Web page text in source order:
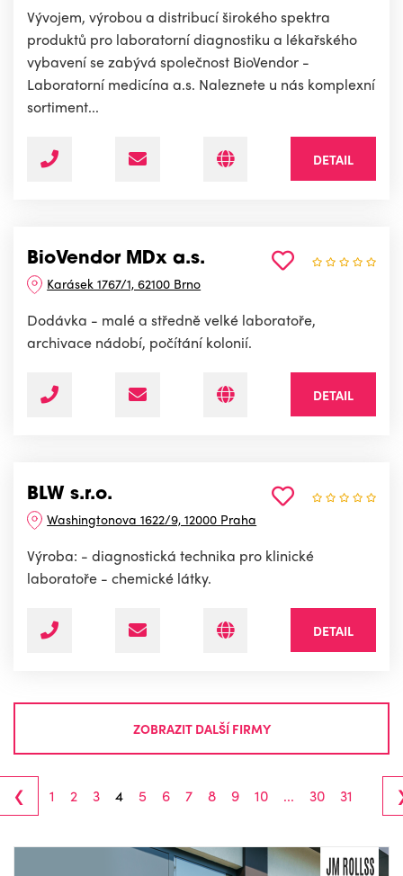
Vývojem, výrobou a distribucí širokého spektra
produktů pro laboratorní diagnostiku a lékařského
vybavení se zabývá společnost BioVendor -
Laboratorní medicína a.s. Naleznete u nás komplexní
sortiment...
DETAIL
BioVendor MDx a.s.
Karásek 1767/1, 62100 Brno
Dodávka - malé a středně velké laboratoře,
archivace nádobí, počítání kolonií.
DETAIL
BLW s.r.o.
Washingtonova 1622/9, 12000 Praha
Výroba: - diagnostická technika pro klinické
laboratoře - chemické látky.
DETAIL
ZOBRAZIT DALŠÍ FIRMY
‹ 1 2 3 4 5 6 7 8 9 10 ... 30 31